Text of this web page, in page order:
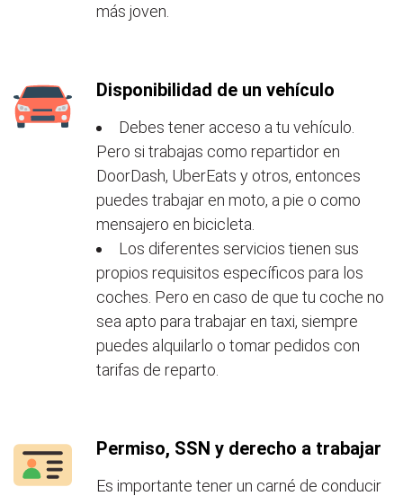
más joven.
Disponibilidad de un vehículo
Debes tener acceso a tu vehículo.
Pero si trabajas como repartidor en
DoorDash, UberEats y otros, entonces
puedes trabajar en moto, a pie o como
mensajero en bicicleta.
Los diferentes servicios tienen sus
propios requisitos específicos para los
coches. Pero en caso de que tu coche no
sea apto para trabajar en taxi, siempre
puedes alquilarlo o tomar pedidos con
tarifas de reparto.
Permiso, SSN y derecho a trabajar
Es importante tener un carné de conducir